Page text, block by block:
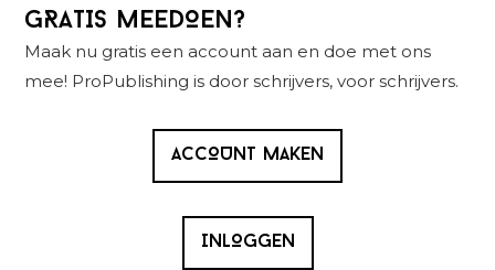
Primaire
Sidebar
GRATIS MEEDOEN?
Maak nu gratis een account aan en doe met ons
mee! ProPublishing is door schrijvers, voor schrijvers.
ACCOUNT MAKEN
INLOGGEN